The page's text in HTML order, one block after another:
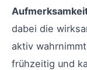
dabei die
aktiv
frühzeitig und